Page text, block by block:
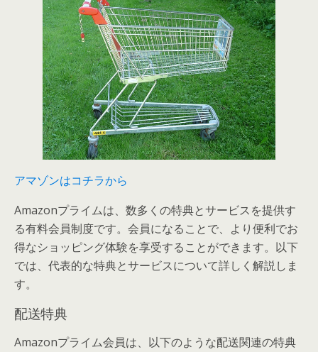
アマゾンはコチラから
Amazonプライムは、数多くの特典とサービスを提供す
る有料会員制度です。会員になることで、より便利でお
得なショッピング体験を享受することができます。以下
では、代表的な特典とサービスについて詳しく解説しま
す。
配送特典
Amazonプライム会員は、以下のような配送関連の特典